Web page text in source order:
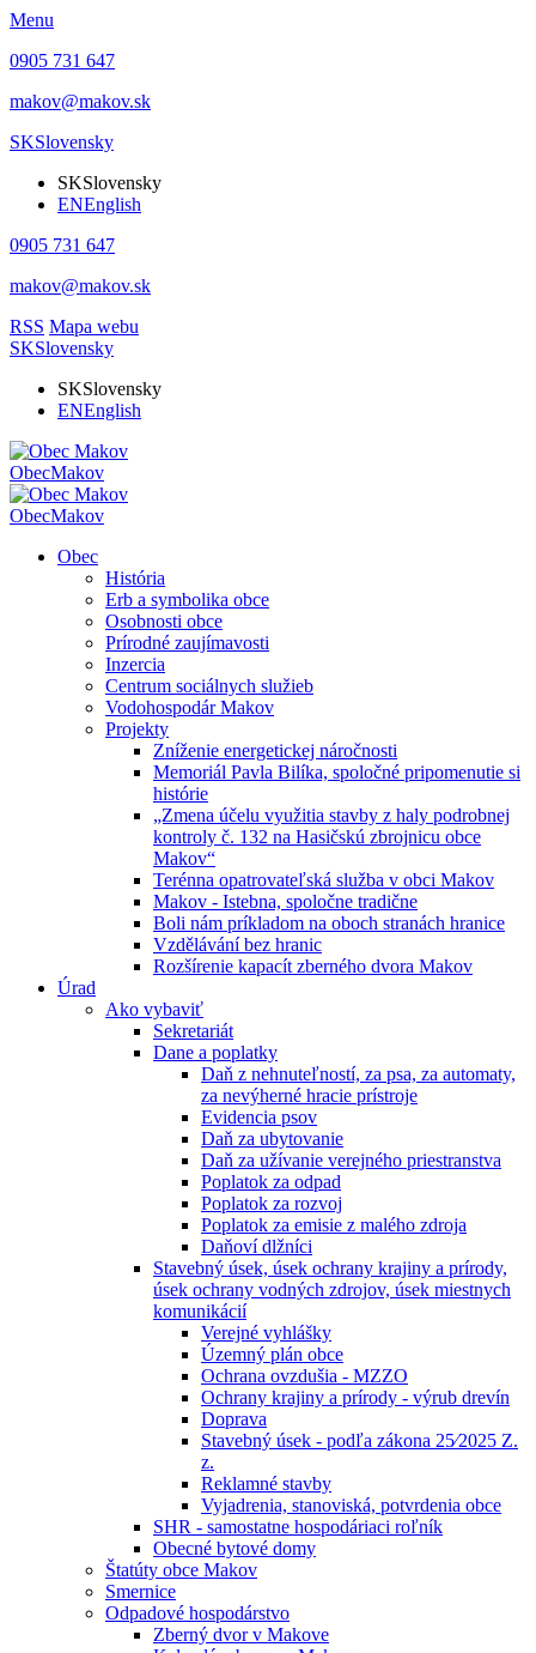
Menu
0905 731 647
makov@makov.sk
SKSlovensky
SKSlovensky
ENEnglish
0905 731 647
makov@makov.sk
RSS Mapa webu
SKSlovensky
SKSlovensky
ENEnglish
ObecMakov
ObecMakov
Obec
História
Erb a symbolika obce
Osobnosti obce
Prírodné zaujímavosti
Inzercia
Centrum sociálnych služieb
Vodohospodár Makov
Projekty
Zníženie energetickej náročnosti
Memoriál Pavla Bilíka, spoločné pripomenutie si
histórie
„Zmena účelu využitia stavby z haly podrobnej
kontroly č. 132 na Hasičskú zbrojnicu obce
Makov“
Terénna opatrovateľská služba v obci Makov
Makov - Istebna, spoločne tradične
Boli nám príkladom na oboch stranách hranice
Vzdělávání bez hranic
Rozšírenie kapacít zberného dvora Makov
Úrad
Ako vybaviť
Sekretariát
Dane a poplatky
Daň z nehnuteľností, za psa, za automaty,
za nevýherné hracie prístroje
Evidencia psov
Daň za ubytovanie
Daň za užívanie verejného priestranstva
Poplatok za odpad
Poplatok za rozvoj
Poplatok za emisie z malého zdroja
Daňoví dlžníci
Stavebný úsek, úsek ochrany krajiny a prírody,
úsek ochrany vodných zdrojov, úsek miestnych
komunikácií
Verejné vyhlášky
Územný plán obce
Ochrana ovzdušia - MZZO
Ochrany krajiny a prírody - výrub drevín
Doprava
Stavebný úsek - podľa zákona 25⁄2025 Z.
z.
Reklamné stavby
Vyjadrenia, stanoviská, potvrdenia obce
SHR - samostatne hospodáriaci roľník
Obecné bytové domy
Štatúty obce Makov
Smernice
Odpadové hospodárstvo
Zberný dvor v Makove